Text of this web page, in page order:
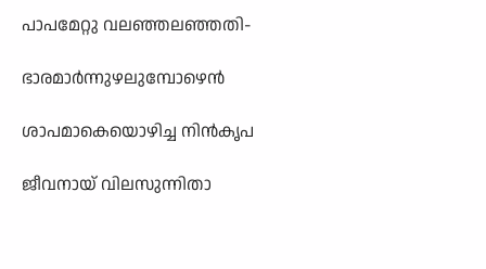
പാപമേറ്റു വലഞ്ഞലഞ്ഞതി-
ഭാരമാർന്നുഴലുമ്പോഴെൻ
ശാപമാകെയൊഴിച്ച നിൻകൃപ
ജീവനായ് വിലസുന്നിതാ